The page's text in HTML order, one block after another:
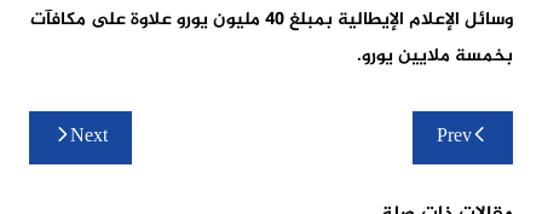
وسائل الإعلام الإيطالية بمبلغ 40 مليون يورو علاوة على مكافآت
بخمسة ملايين يورو.
تصفّح
المقالات
Prev
Next